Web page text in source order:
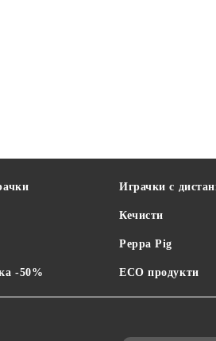
-50%
Играчки с
Кечисти
Peppa Pig
ECO продукти